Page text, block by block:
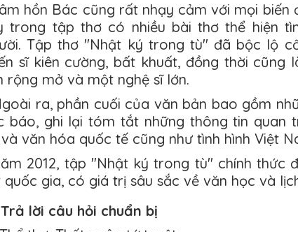
hồn Bác cũng rất nhạy cảm với mọi biến
trong tập thơ có nhiều bài thơ thể hiện
Tập thơ "Nhật ký trong tù" đã bộc lộ
sĩ kiên cường, bất khuất, đồng thời cũng
rộng mở và một nghệ sĩ lớn.
ra, phần cuối của văn bản bao gồm
báo, ghi lại tóm tắt những thông tin quan
văn hóa quốc tế cũng như tình hình Việt
2012, tập "Nhật ký trong tù" chính thức
quốc gia, có giá trị sâu sắc về văn học và
Trả lời câu hỏi chuẩn bị